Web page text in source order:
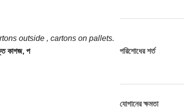
outside , cartons on pallets.
কাগজ, প
পরিশোধের শর্ত
যোগানের ক্ষমতা